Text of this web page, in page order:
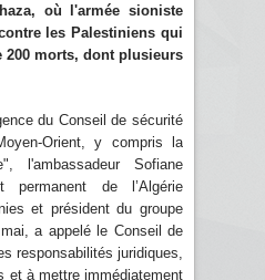
où l'armée sioniste
les Palestiniens qui
morts, dont plusieurs
du Conseil de sécurité
Orient, y compris la
l'ambassadeur Sofiane
permanent de l’Algérie
et président du groupe
a appelé le Conseil de
responsabilités juridiques,
et à mettre immédiatement